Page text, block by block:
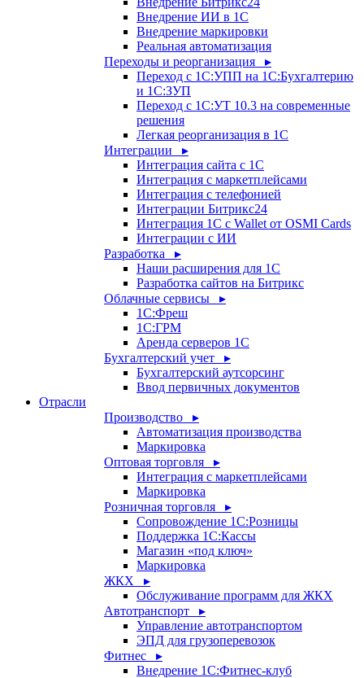
Внедрение ИИ в 1С
Внедрение маркировки
Реальная автоматизация
Переходы и реорганизация ▸
Переход с 1С:УПП на 1С:Бухгалтерию
и 1С:ЗУП
Переход с 1С:УТ 10.3 на современные
решения
Легкая реорганизация в 1С
Интеграции ▸
Интеграция сайта с 1С
Интеграция с маркетплейсами
Интеграция с телефонией
Интеграции Битрикс24
Интеграция 1С с Wallet от OSMI Cards
Интеграции с ИИ
Разработка ▸
Наши расширения для 1С
Разработка сайтов на Битрикс
Облачные сервисы ▸
1С:Фреш
1С:ГРМ
Аренда серверов 1С
Бухгалтерский учет ▸
Бухгалтерский аутсорсинг
Ввод первичных документов
Отрасли
Производство ▸
Автоматизация производства
Маркировка
Оптовая торговля ▸
Интеграция с маркетплейсами
Маркировка
Розничная торговля ▸
Сопровождение 1С:Розницы
Поддержка 1С:Кассы
Магазин «под ключ»
Маркировка
ЖКХ ▸
Обслуживание программ для ЖКХ
Автотранспорт ▸
Управление автотранспортом
ЭПД для грузоперевозок
Фитнес ▸
Внедрение 1С:Фитнес-клуб